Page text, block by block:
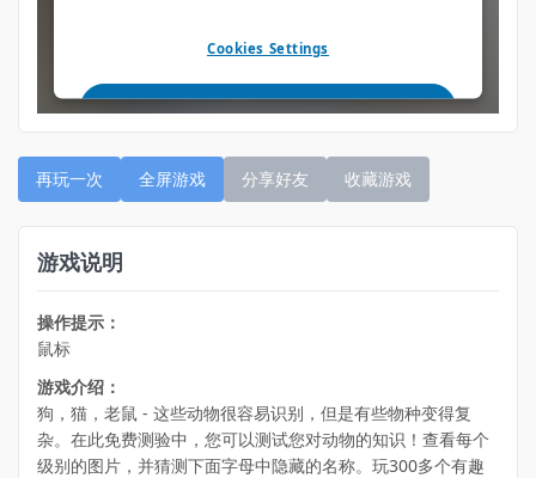
再玩一次 全屏游戏 分享好友 收藏游戏
游戏说明
操作提示：
鼠标
游戏介绍：
狗，猫，老鼠 - 这些动物很容易识别，但是有些物种变得复
杂。在此免费测验中，您可以测试您对动物的知识！查看每个
级别的图片，并猜测下面字母中隐藏的名称。玩300多个有趣